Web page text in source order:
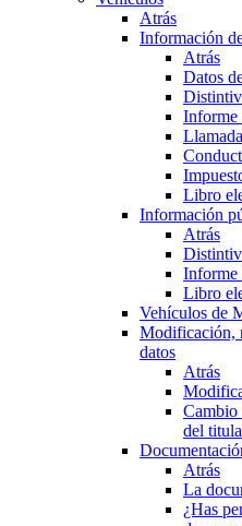
Atrás
Información
Atrás
Datos
Informe
Libro
Información
Atrás
Informe
Libro
Vehículos de
Modificación,
datos
Atrás
Cambio
del
Atrás
La
¿Has